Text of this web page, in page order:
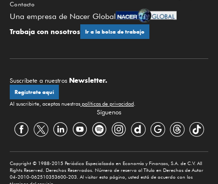
Contacto
Una empresa de Nacer Global
Trabaja con nosotros Ir a la bolsa de trabajo
Suscríbete a nuestros Newsletter.
Regístrate aquí
Al suscribirte, aceptas nuestras políticas de privacidad
Síguenos
Copyright © 1988-2015 Periódico Especializado en Economía y Finanzas, S.A. de C.V. All
Rights Reserved. Derechos Reservados. Número de reserva al Título en Derechos de Autor
04-2010-062510353600-203. Al visitar esta página, usted está de acuerdo con los